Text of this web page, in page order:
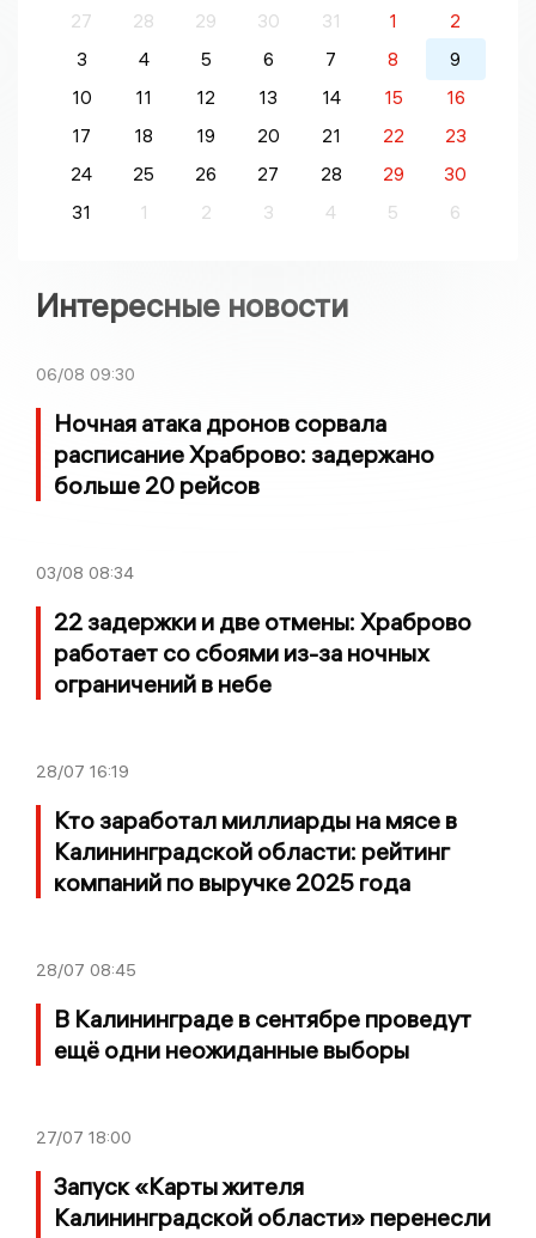
27
28 29 30 31 1
2
3
4 5 6 7 8
9
10
11 12 13 14 15
16
17
18 19 20 21 22
23
24
25 26 27 28 29
30
31
1 2 3 4 5 6
Интересные новости
06/08 09:30
Ночная атака дронов сорвала
расписание Храброво: задержано
больше 20 рейсов
03/08 08:34
22 задержки и две отмены: Храброво
работает со сбоями из-за ночных
ограничений в небе
28/07 16:19
Кто заработал миллиарды на мясе в
Калининградской области: рейтинг
компаний по выручке 2025 года
28/07 08:45
В Калининграде в сентябре проведут
ещё одни неожиданные выборы
27/07 18:00
Запуск «Карты жителя
Калининградской области» перенесли